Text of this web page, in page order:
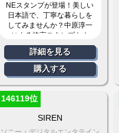
NEスタンプが登場！美しい
日本語で、丁寧な暮らしを
してみませんか？中原淳一
による格言スタンプも！
詳細を見る
購入する
146119位
SIREN